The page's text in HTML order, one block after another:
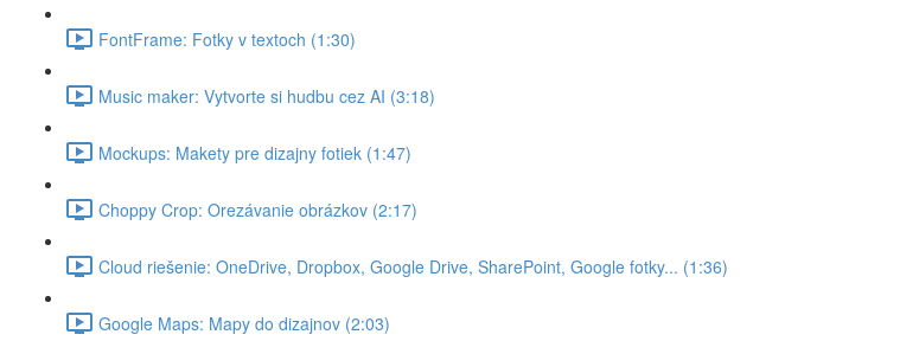
FontFrame: Fotky v textoch (1:30)
Music maker: Vytvorte si hudbu cez AI (3:18)
Mockups: Makety pre dizajny fotiek (1:47)
Choppy Crop: Orezávanie obrázkov (2:17)
Cloud riešenie: OneDrive, Dropbox, Google Drive, SharePoint, Google fotky... (1:36)
Google Maps: Mapy do dizajnov (2:03)